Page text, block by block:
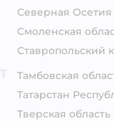
Северная
Смоленская
Ставропольский
Тамбовская
Татарстан
Тверская область